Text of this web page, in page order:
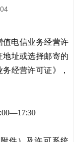
值电信业务经营许
址或选择邮寄的
经营许可证》，